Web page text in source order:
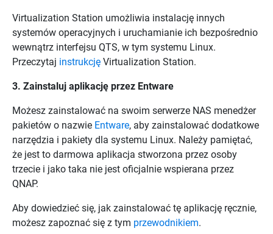
Virtualization Station umożliwia instalację innych
systemów operacyjnych i uruchamianie ich bezpośrednio
wewnątrz interfejsu QTS, w tym systemu Linux.
Przeczytaj instrukcję Virtualization Station.
3. Zainstaluj aplikację przez Entware
Możesz zainstalować na swoim serwerze NAS menedżer
pakietów o nazwie Entware, aby zainstalować dodatkowe
narzędzia i pakiety dla systemu Linux. Należy pamiętać,
że jest to darmowa aplikacja stworzona przez osoby
trzecie i jako taka nie jest oficjalnie wspierana przez
QNAP.
Aby dowiedzieć się, jak zainstalować tę aplikację ręcznie,
możesz zapoznać się z tym przewodnikiem.